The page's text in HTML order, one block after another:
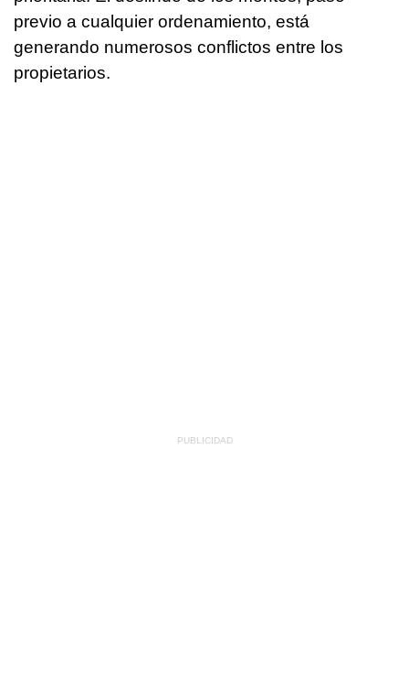
previo a cualquier ordenamiento, está
generando numerosos conflictos entre los
propietarios.